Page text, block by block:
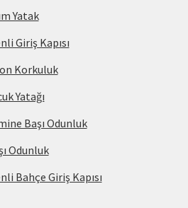
Yatak
Giriş Kapısı
Korkuluk
Yatağı
Başı Odunluk
Odunluk
Bahçe Giriş Kapısı